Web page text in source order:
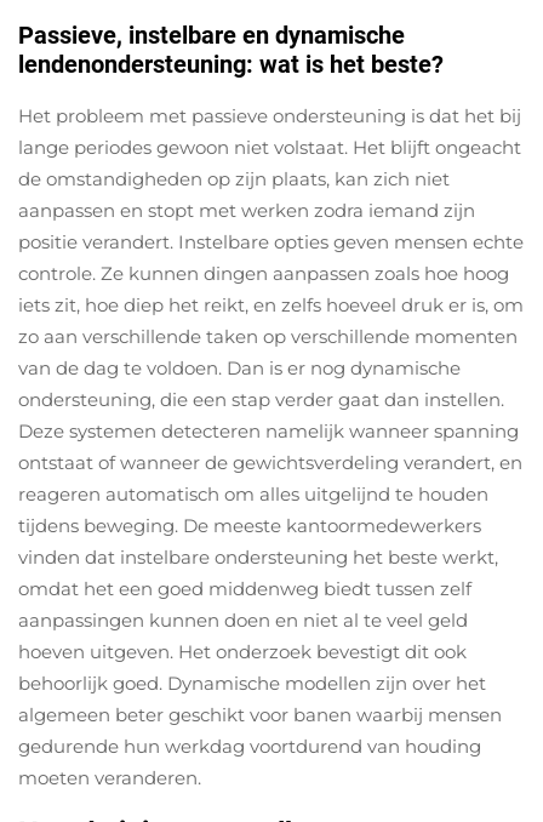
Passieve, instelbare en dynamische
lendenondersteuning: wat is het beste?
Het probleem met passieve ondersteuning is dat het bij
lange periodes gewoon niet volstaat. Het blijft ongeacht
de omstandigheden op zijn plaats, kan zich niet
aanpassen en stopt met werken zodra iemand zijn
positie verandert. Instelbare opties geven mensen echte
controle. Ze kunnen dingen aanpassen zoals hoe hoog
iets zit, hoe diep het reikt, en zelfs hoeveel druk er is, om
zo aan verschillende taken op verschillende momenten
van de dag te voldoen. Dan is er nog dynamische
ondersteuning, die een stap verder gaat dan instellen.
Deze systemen detecteren namelijk wanneer spanning
ontstaat of wanneer de gewichtsverdeling verandert, en
reageren automatisch om alles uitgelijnd te houden
tijdens beweging. De meeste kantoormedewerkers
vinden dat instelbare ondersteuning het beste werkt,
omdat het een goed middenweg biedt tussen zelf
aanpassingen kunnen doen en niet al te veel geld
hoeven uitgeven. Het onderzoek bevestigt dit ook
behoorlijk goed. Dynamische modellen zijn over het
algemeen beter geschikt voor banen waarbij mensen
gedurende hun werkdag voortdurend van houding
moeten veranderen.